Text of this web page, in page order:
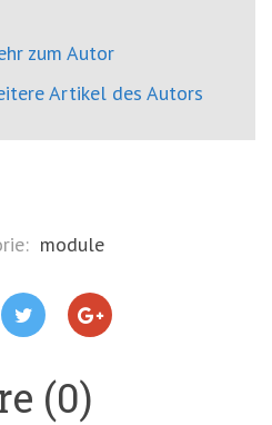
zum Autor
Artikel des Autors
module
(0)